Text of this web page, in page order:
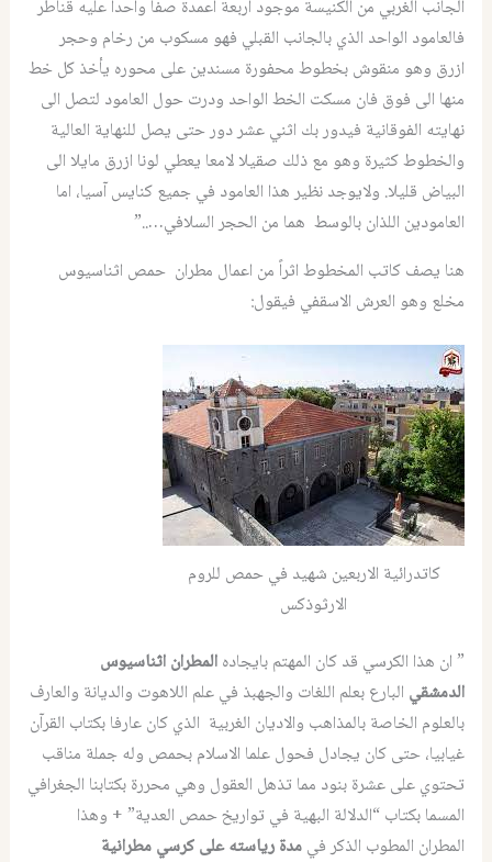
الجانب الغربي من الكنيسة موجود اربعة اعمدة صفاً واحداً عليه قناطر
فالعامود الواحد الذي بالجانب القبلي فهو مسكوب من رخام وحجر
ازرق وهو منقوش بخطوط محفورة مسندين على محوره يأخذ كل خط
منها الى فوق فان مسكت الخط الواحد ودرت حول العامود لتصل الى
نهايته الفوقانية فيدور بك اثني عشر دور حتى يصل للنهاية العالية
والخطوط كثيرة وهو مع ذلك صقيلا لامعا يعطي لونا ازرق مايلا الى
البياض قليلا. ولايوجد نظير هذا العامود في جميع كنايس آسيا، اما
العامودين اللذان بالوسط هما من الحجر السلافي…..”
هنا يصف كاتب المخطوط اثراً من اعمال مطران حمص اثناسيوس
مخلع وهو العرش الاسقفي فيقول:
كاتدرائية الاربعين شهيد في حمص للروم
الارثوذكس
” ان هذا الكرسي قد كان المهتم بايجادهالمطران اثناسيوس
الدمشقي البارع بعلم اللغات والجهبذ في علم اللاهوت والديانة والعارف
بالعلوم الخاصة بالمذاهب والاديان الغربية الذي كان عارفا بكتاب القرآن
غيابيا، حتى كان يجادل فحول علما الاسلام بحمص وله جملة مناقب
تحتوي على عشرة بنود مما تذهل العقول وهي محررة بكتابنا الجغرافي
المسما بكتاب “الدلالة البهية في تواريخ حمص العدية” + وهذا
المطران المطوب الذكر فيمدة رياسته على كرسي مطرانية